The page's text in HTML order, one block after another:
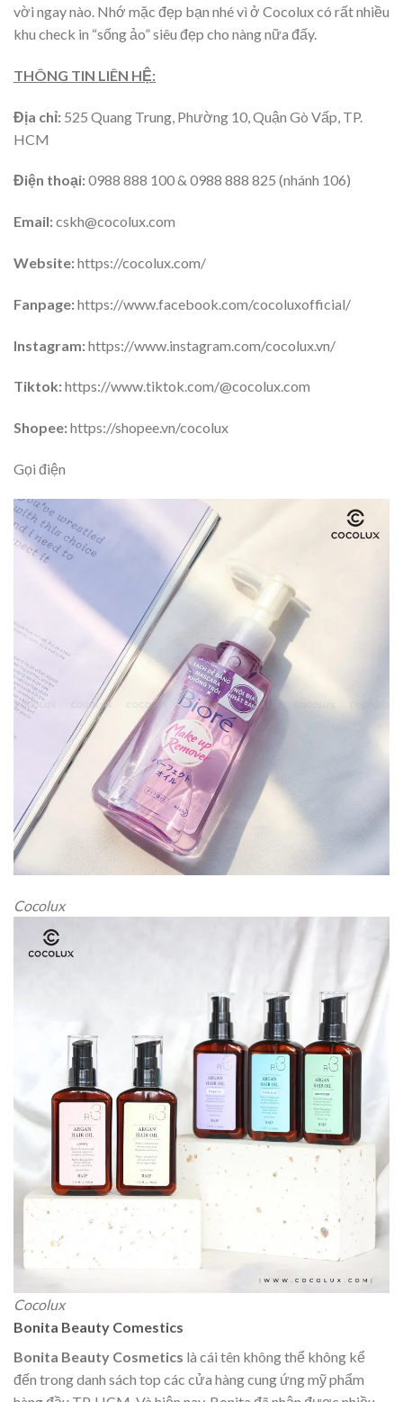
vời ngay nào. Nhớ mặc đẹp bạn nhé vì ở Cocolux có rất nhiều
khu check in “sống ảo” siêu đẹp cho nàng nữa đấy.
THÔNG TIN LIÊN HỆ:
Địa chỉ: 525 Quang Trung, Phường 10, Quận Gò Vấp, TP.
HCM
Điện thoại:0988 888 100 & 0988 888 825 (nhánh 106)
Email:cskh@cocolux.com
Website:https://cocolux.com/
Fanpage:https://www.facebook.com/cocoluxofficial/
Instagram:https://www.instagram.com/cocolux.vn/
Tiktok:https://www.tiktok.com/@cocolux.com
Shopee:https://shopee.vn/cocolux
Gọi điện
Cocolux
Cocolux
Bonita Beauty Comestics
Bonita Beauty Cosmetics là cái tên không thể không kể
đến trong danh sách top các cửa hàng cung ứng mỹ phẩm